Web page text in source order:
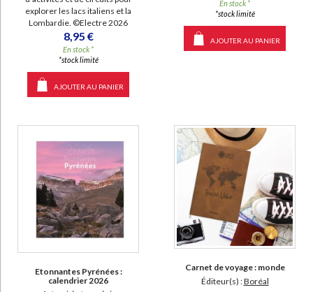
explorer les lacs italiens et la
Lombardie. ©Electre 2026
8,95 €
En stock *
*stock limité
AJOUTER AU PANIER
En stock *
*stock limité
AJOUTER AU PANIER
Etonnantes Pyrénées :
calendrier 2026
Carnet de voyage : monde
Éditeur(s) :Boréal